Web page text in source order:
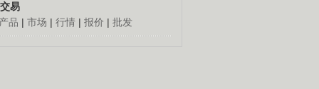
易
产品 | 市场 | 行情 | 报价 | 批发